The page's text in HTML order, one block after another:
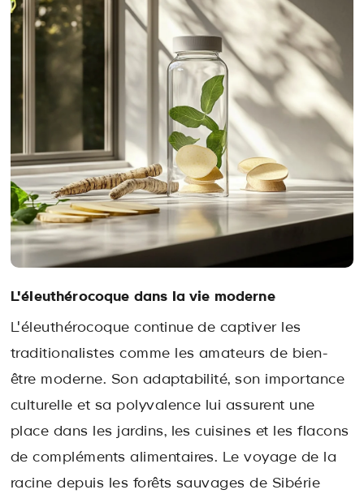
L'éleuthérocoque dans la vie moderne
L'éleuthérocoque continue de captiver les
traditionalistes comme les amateurs de bien-
être moderne. Son adaptabilité, son importance
culturelle et sa polyvalence lui assurent une
place dans les jardins, les cuisines et les flacons
de compléments alimentaires. Le voyage de la
racine depuis les forêts sauvages de Sibérie